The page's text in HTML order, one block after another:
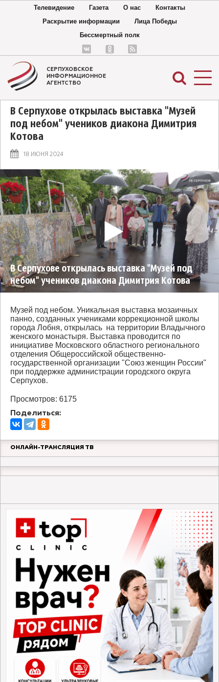
Телевидение Газета О нас
Контакты
Раскрытие информации
Лица Победы
Бессмертный полк
СЕРПУХОВСКОЕ
ИНФОРМАЦИОННОЕ
АГЕНТСТВО
В Серпухове открылась выставка "Музей
под небом" учеников диакона Димитрия
Котова
18 ИЮНЯ 2024
В Серпухове открылась выставка "Музей под
небом" учеников диакона Димитрия Котова
Музей под небом. Уникальная выставка мозаичных
панно, созданных учениками коррекционной школы
города Лобня, открылась на территории Владычного
женского монастыря. Выставка проводится по
инициативе Московского областного регионального
отделения Общероссийской общественно-
государственной организации "Союз женщин России"
при поддержке администрации городского округа
Серпухов.
Просмотров: 6175
Поделиться:
ОНЛАЙН-ТРАНСЛЯЦИЯ ТВ